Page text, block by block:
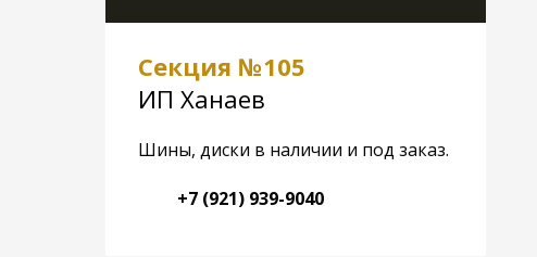
Секция №105
ИП Ханаев
Шины, диски в наличии и под заказ.
+7 (921) 939-9040